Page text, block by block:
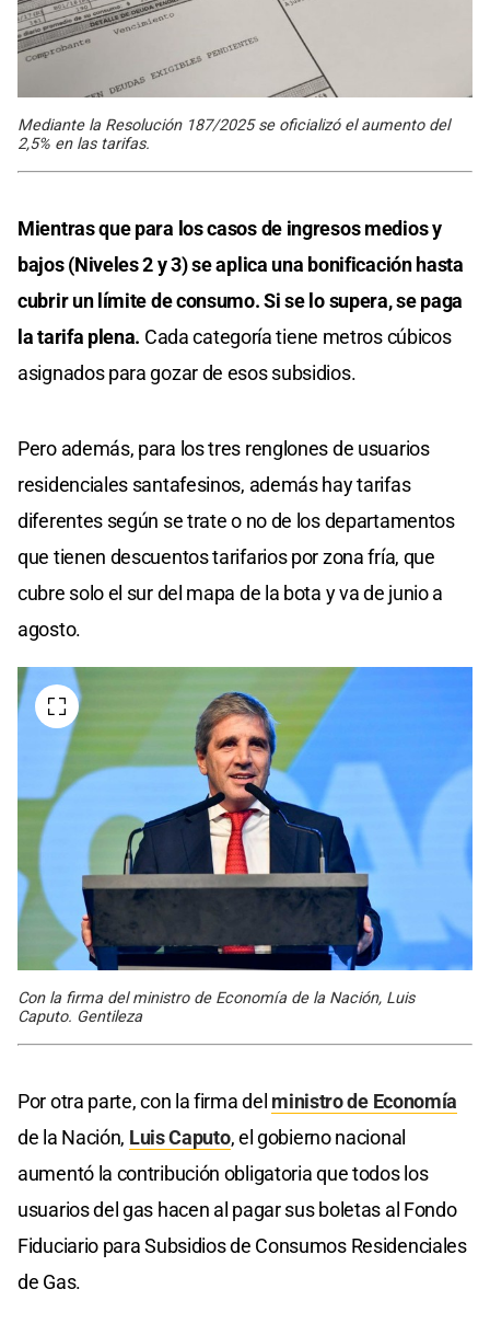
Mediante la Resolución 187/2025 se oficializó el aumento del
2,5% en las tarifas.
Mientras que para los casos de ingresos medios y
bajos (Niveles 2 y 3) se aplica una bonificación hasta
cubrir un límite de consumo. Si se lo supera, se paga
la tarifa plena. Cada categoría tiene metros cúbicos
asignados para gozar de esos subsidios.
Pero además, para los tres renglones de usuarios
residenciales santafesinos, además hay tarifas
diferentes según se trate o no de los departamentos
que tienen descuentos tarifarios por zona fría, que
cubre solo el sur del mapa de la bota y va de junio a
agosto.
Con la firma del ministro de Economía de la Nación, Luis
Caputo. Gentileza
Por otra parte, con la firma del ministro de Economía
de la Nación, Luis Caputo, el gobierno nacional
aumentó la contribución obligatoria que todos los
usuarios del gas hacen al pagar sus boletas al Fondo
Fiduciario para Subsidios de Consumos Residenciales
de Gas.